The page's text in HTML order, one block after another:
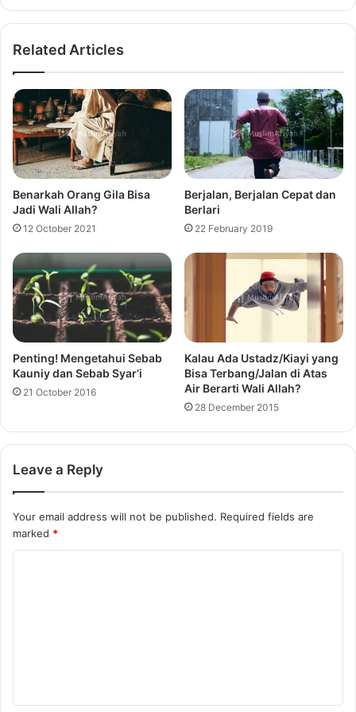
Related Articles
Benarkah Orang Gila Bisa
Jadi Wali Allah?
12 October 2021
Berjalan, Berjalan Cepat dan
Berlari
22 February 2019
Penting! Mengetahui Sebab
Kauniy dan Sebab Syar’i
21 October 2016
Kalau Ada Ustadz/Kiayi yang
Bisa Terbang/Jalan di Atas
Air Berarti Wali Allah?
28 December 2015
Leave a Reply
Your email address will not be published. Required fields are
marked *
t